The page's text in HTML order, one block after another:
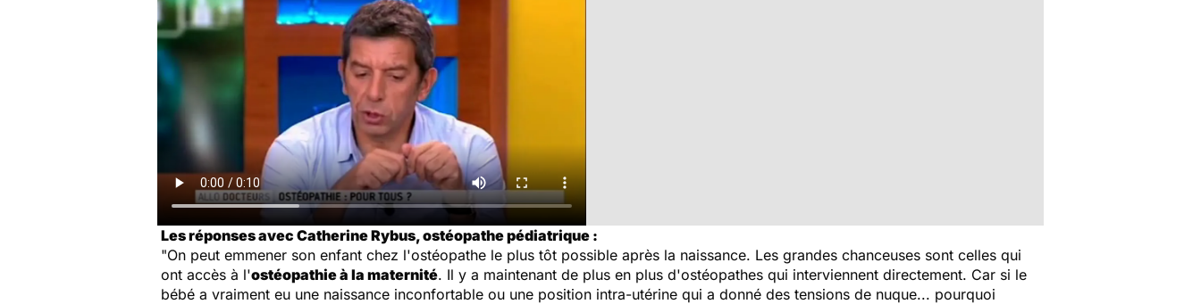
Les réponses avec Catherine Rybus, ostéopathe pédiatrique :
"On peut emmener son enfant chez l'ostéopathe le plus tôt possible après la naissance. Les grandes chanceuses sont celles qui
ont accès à l'ostéopathie à la maternité. Il y a maintenant de plus en plus d'ostéopathes qui interviennent directement. Car si le
bébé a vraiment eu une naissance inconfortable ou une position intra-utérine qui a donné des tensions de nuque... pourquoi